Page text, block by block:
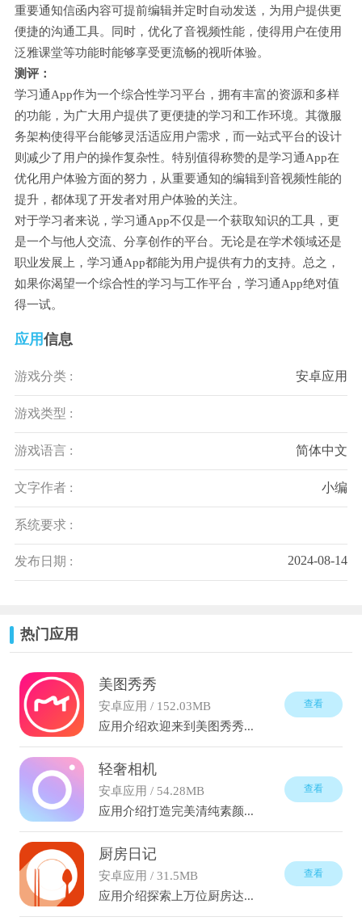
重要通知信函内容可提前编辑并定时自动发送，为用户提供更
便捷的沟通工具。同时，优化了音视频性能，使得用户在使用
泛雅课堂等功能时能够享受更流畅的视听体验。
测评：
学习通App作为一个综合性学习平台，拥有丰富的资源和多样
的功能，为广大用户提供了更便捷的学习和工作环境。其微服
务架构使得平台能够灵活适应用户需求，而一站式平台的设计
则减少了用户的操作复杂性。特别值得称赞的是学习通App在
优化用户体验方面的努力，从重要通知的编辑到音视频性能的
提升，都体现了开发者对用户体验的关注。
对于学习者来说，学习通App不仅是一个获取知识的工具，更
是一个与他人交流、分享创作的平台。无论是在学术领域还是
职业发展上，学习通App都能为用户提供有力的支持。总之，
如果你渴望一个综合性的学习与工作平台，学习通App绝对值
得一试。
应用信息
游戏分类 : 安卓应用
游戏类型 :
游戏语言 : 简体中文
文字作者 : 小编
系统要求 :
发布日期 : 2024-08-14
热门应用
美图秀秀
安卓应用 / 152.03MB
应用介绍欢迎来到美图秀秀...
查看
轻奢相机
安卓应用 / 54.28MB
应用介绍打造完美清纯素颜...
查看
厨房日记
安卓应用 / 31.5MB
应用介绍探索上万位厨房达...
查看